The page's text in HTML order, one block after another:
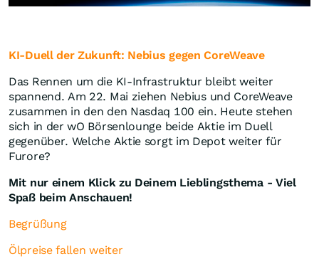
KI-Duell der Zukunft: Nebius gegen CoreWeave
Das Rennen um die KI-Infrastruktur bleibt weiter
spannend. Am 22. Mai ziehen Nebius und CoreWeave
zusammen in den den Nasdaq 100 ein. Heute stehen
sich in der wO Börsenlounge beide Aktie im Duell
gegenüber. Welche Aktie sorgt im Depot weiter für
Furore?
Mit nur einem Klick zu Deinem Lieblingsthema - Viel
Spaß beim Anschauen!
Begrüßung
Ölpreise fallen weiter